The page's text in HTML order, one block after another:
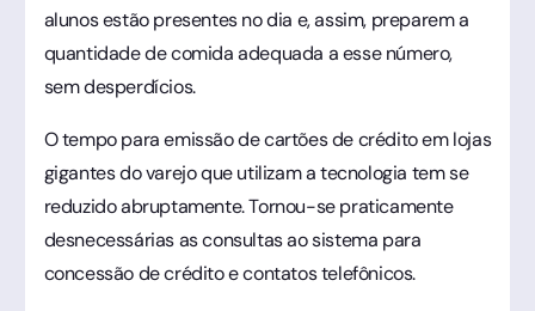
alunos estão presentes no dia e, assim, preparem a
quantidade de comida adequada a esse número,
sem desperdícios.
O tempo para emissão de cartões de crédito em lojas
gigantes do varejo que utilizam a tecnologia tem se
reduzido abruptamente. Tornou-se praticamente
desnecessárias as consultas ao sistema para
concessão de crédito e contatos telefônicos.